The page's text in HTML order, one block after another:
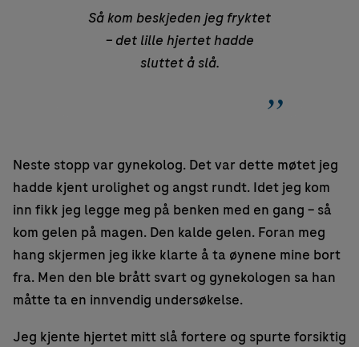
Så kom beskjeden jeg fryktet
– det lille hjertet hadde
sluttet å slå.
Neste stopp var gynekolog. Det var dette møtet jeg
hadde kjent urolighet og angst rundt. Idet jeg kom
inn fikk jeg legge meg på benken med en gang – så
kom gelen på magen. Den kalde gelen. Foran meg
hang skjermen jeg ikke klarte å ta øynene mine bort
fra. Men den ble brått svart og gynekologen sa han
måtte ta en innvendig undersøkelse.
Jeg kjente hjertet mitt slå fortere og spurte forsiktig